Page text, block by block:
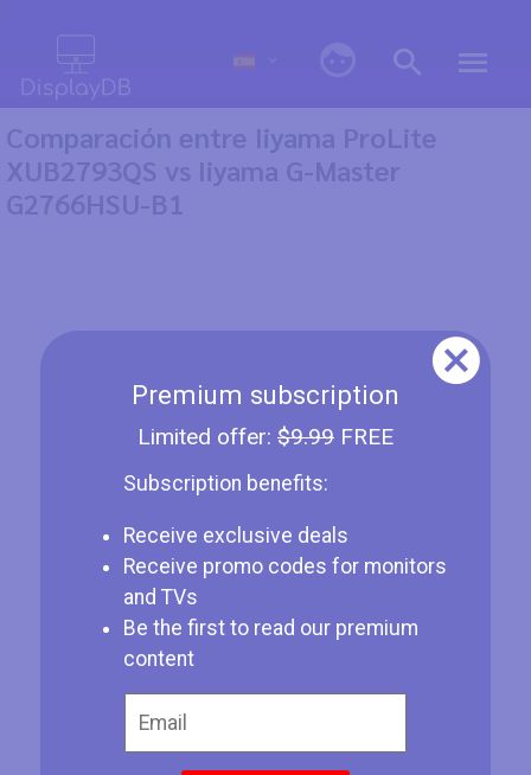
Premium subscription
Limited offer: $9.99FREE
Subscription benefits:
Receive exclusive deals
Receive promo codes for monitors
and TVs
Be the first to read our premium
content
Comparación entre Iiyama ProLite
XUB2793QS vs Iiyama G-Master
G2766HSU-B1